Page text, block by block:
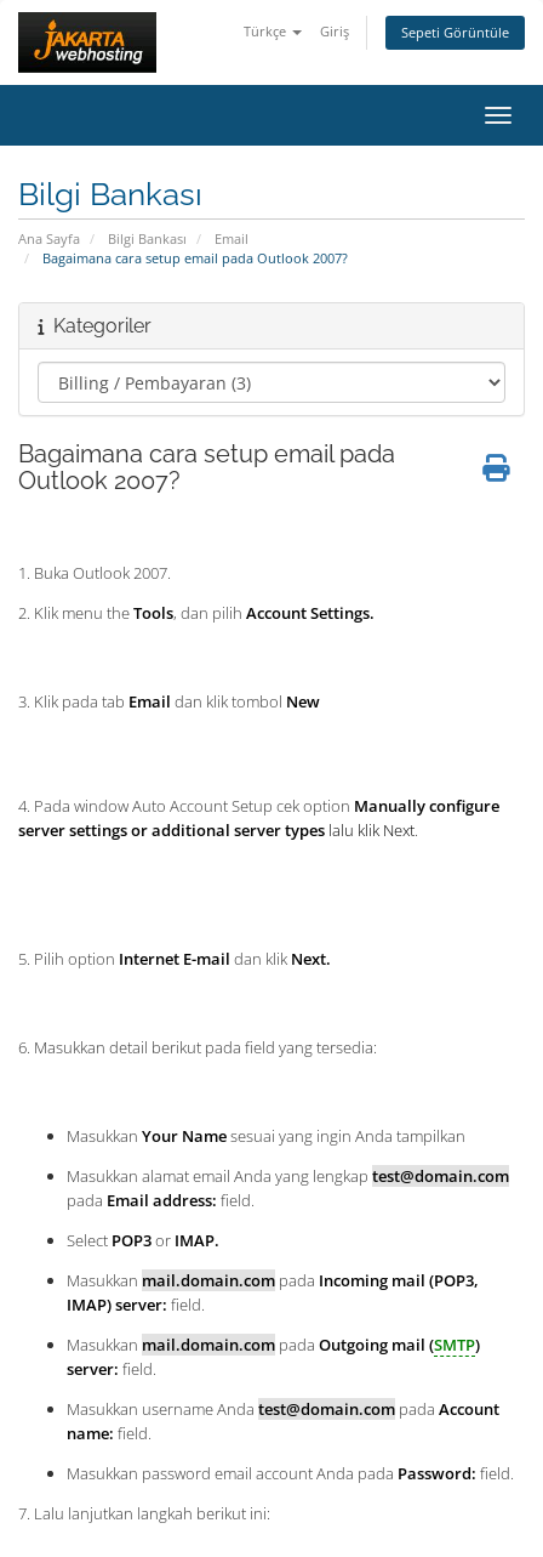
Türkçe Giriş Sepeti Görüntüle
Bilgi Bankası
Ana Sayfa Bilgi Bankası
Email
Bagaimana cara setup email pada Outlook 2007?
Kategoriler
Bagaimana cara setup email pada
Outlook 2007?
1. Buka Outlook 2007.
2. Klik menu theTools, dan pilih Account Settings.
3. Klik pada tab Email dan klik tombol New
4. Pada window Auto Account Setup cek option Manually configure
server settings or additional server types lalu klik Next.
5. Pilih option Internet E-mail dan klik Next.
6. Masukkan detail berikut pada field yang tersedia:
Masukkan Your Namesesuai yang ingin Anda tampilkan
Masukkan alamat email Anda yang lengkap test@domain.com
pada Email address: field.
Select POP3or IMAP.
Masukkan mail.domain.com pada Incoming mail (POP3,
IMAP) server: field.
Masukkan mail.domain.com pada Outgoing mail (SMTP)
server: field.
Masukkan username Anda test@domain.com pada Account
name: field.
Masukkan password email account Anda pada Password: field.
7. Lalu lanjutkan langkah berikut ini: